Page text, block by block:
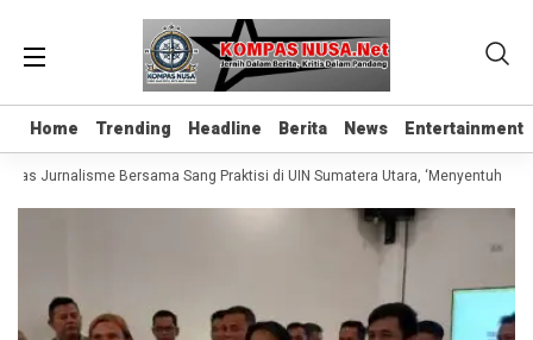
Home Trending Headline Berita News Entertainment
Home Trending Headline Berita News Entertainment
Jurnalisme Bersama Sang Praktisi di UIN Sumatera Utara, ‘Menyentuh Hati